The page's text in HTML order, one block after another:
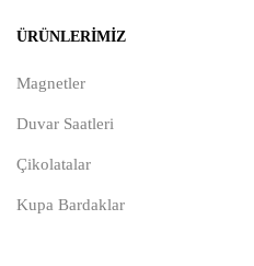
ÜRÜNLERIMIZ
Magnetler
Duvar Saatleri
Çikolatalar
Kupa Bardaklar